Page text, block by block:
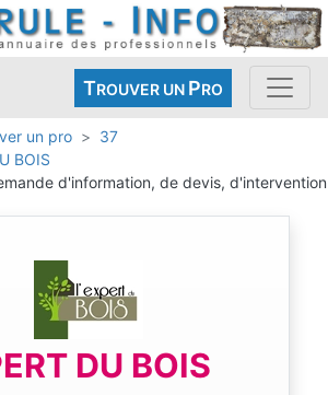
TROUVER UN PRO
un pro
37
BOIS
d'information, de devis, d'intervention
DU BOIS